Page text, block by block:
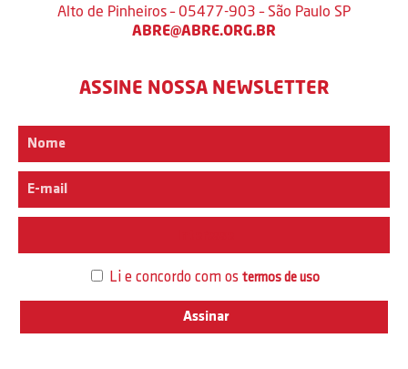
Alto de Pinheiros – 05477-903 – São Paulo SP
ABRE@ABRE.ORG.BR
ASSINE NOSSA NEWSLETTER
Li e concordo com os termos de uso